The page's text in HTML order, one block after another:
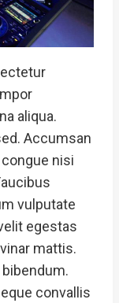
aliqua.
Accumsan
nisi
vulputate
egestas
mattis.
convallis